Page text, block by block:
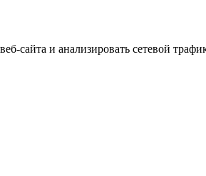
сайта и анализировать сетевой